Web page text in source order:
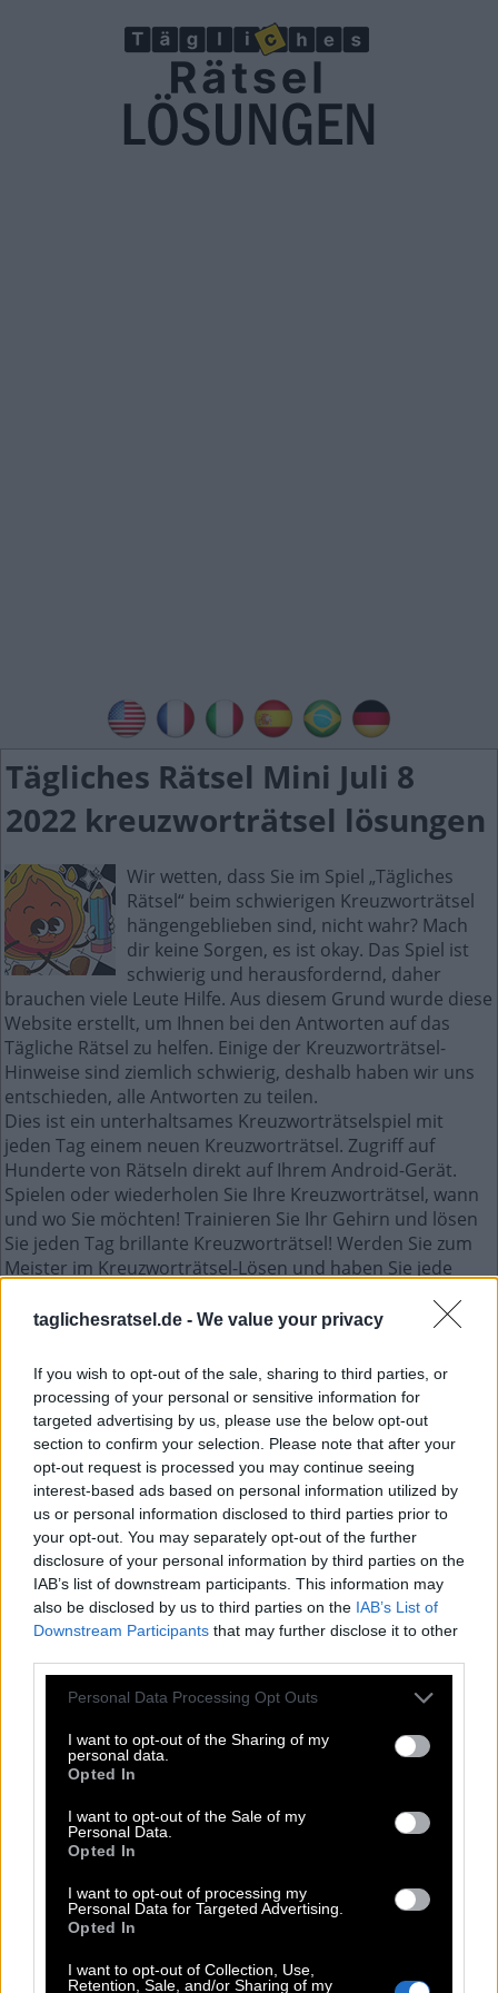
taglichesratsel.de - We value your privacy
If you wish to opt-out of the sale, sharing to third parties, or
processing of your personal or sensitive information for
targeted advertising by us, please use the below opt-out
section to confirm your selection. Please note that after your
opt-out request is processed you may continue seeing
interest-based ads based on personal information utilized by
us or personal information disclosed to third parties prior to
your opt-out. You may separately opt-out of the further
disclosure of your personal information by third parties on the
IAB’s list of downstream participants. This information may
also be disclosed by us to third parties on the IAB’s List of
Downstream Participants that may further disclose it to other
Personal Data Processing Opt Outs
I want to opt-out of the Sharing of my
personal data.
Opted In
I want to opt-out of the Sale of my
Personal Data.
Opted In
I want to opt-out of processing my
Personal Data for Targeted Advertising.
Opted In
I want to opt-out of Collection, Use,
Retention, Sale, and/or Sharing of my
Tägliches Rätsel Mini Juli 8
2022 kreuzworträtsel lösungen
Wir wetten, dass Sie im Spiel „Tägliches
Rätsel“ beim schwierigen Kreuzworträtsel
hängengeblieben sind, nicht wahr? Mach
dir keine Sorgen, es ist okay. Das Spiel ist
schwierig und herausfordernd, daher
brauchen viele Leute Hilfe. Aus diesem Grund wurde diese
Website erstellt, um Ihnen bei den Antworten auf das
Tägliche Rätsel zu helfen. Einige der Kreuzworträtsel-
Hinweise sind ziemlich schwierig, deshalb haben wir uns
entschieden, alle Antworten zu teilen.
Dies ist ein unterhaltsames Kreuzworträtselspiel mit
jeden Tag einem neuen Kreuzworträtsel. Zugriff auf
Hunderte von Rätseln direkt auf Ihrem Android-Gerät.
Spielen oder wiederholen Sie Ihre Kreuzworträtsel, wann
und wo Sie möchten! Trainieren Sie Ihr Gehirn und lösen
Sie jeden Tag brillante Kreuzworträtsel! Werden Sie zum
Meister im Kreuzworträtsel-Lösen und haben Sie jede
N A S
E
G
R A N
T
O
M E G
A
E
M I L
Y
S
I N A
I
G
E R N
Eine bedauernswerte Person ist ein __ Würstchen:
Unabhängige Organisation in ihrer engl. Kurzform:
G
O
Eingedickte Soßen sind __
A E M I
A L A
In Fisch enthaltene, gesunde Fettsäuren, __-3